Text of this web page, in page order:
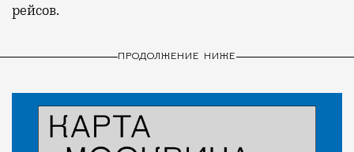
рейсов.
ПРОДОЛЖЕНИЕ НИЖЕ